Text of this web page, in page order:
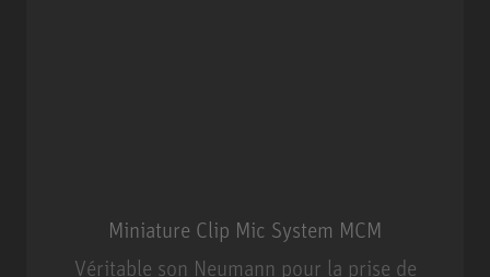
Miniature Clip Mic System MCM
Véritable son Neumann pour la prise de